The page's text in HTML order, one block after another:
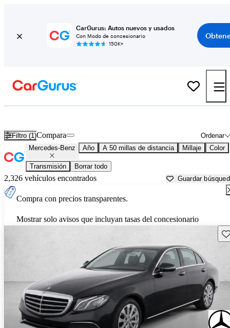
CarGurus: Autos nuevos y usados
Con Modo de concesionario
150K+
Filtro (1) Ordenar
Compara
Mercedes-Benz Año A 50 millas de distancia Millaje Color
Transmisión Borrar todo
2,326 vehículos encontrados Guardar
Compra con precios transparentes.
Mostrar solo avisos que incluyan tasas del concesionario